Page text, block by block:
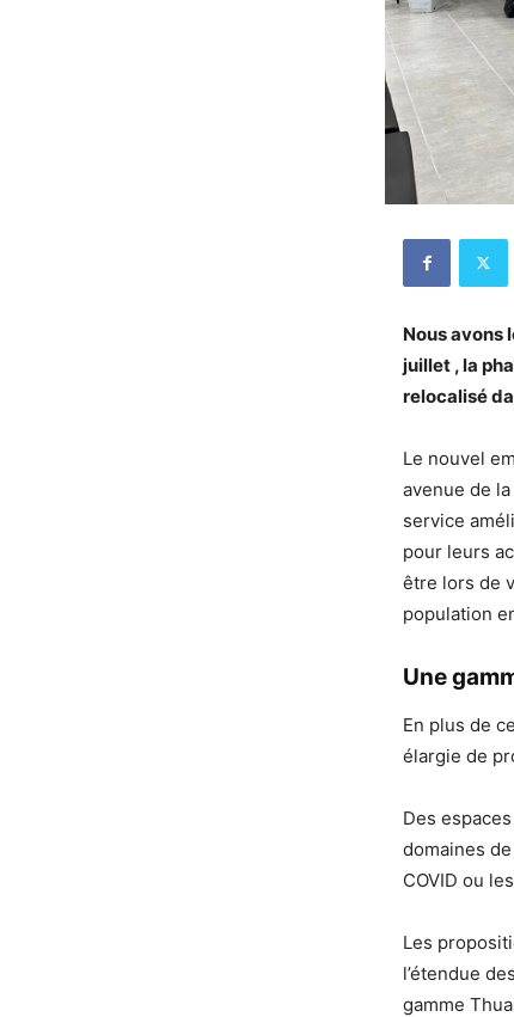
Nous avons
juillet , la
relocalisé
Le nouvel
avenue de
service
pour leurs
être lors de
population
Une
En plus de
élargie de
Des
domaines
COVID ou
Les
l’étendue
gamme